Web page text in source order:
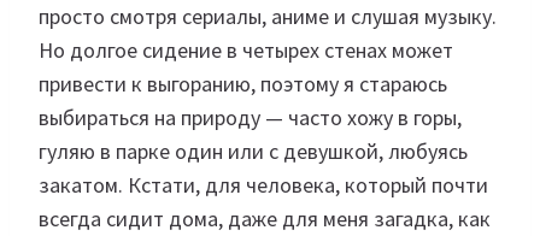
просто смотря сериалы, аниме и слушая музыку.
Но долгое сидение в четырех стенах может
привести к выгоранию, поэтому я стараюсь
выбираться на природу — часто хожу в горы,
гуляю в парке один или с девушкой, любуясь
закатом. Кстати, для человека, который почти
всегда сидит дома, даже для меня загадка, как